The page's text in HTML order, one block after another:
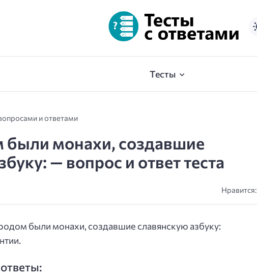
Тесты
и ответами
были монахи, создавшие
— вопрос и ответ теста
Нравится:
были монахи, создавшие славянскую азбуку: